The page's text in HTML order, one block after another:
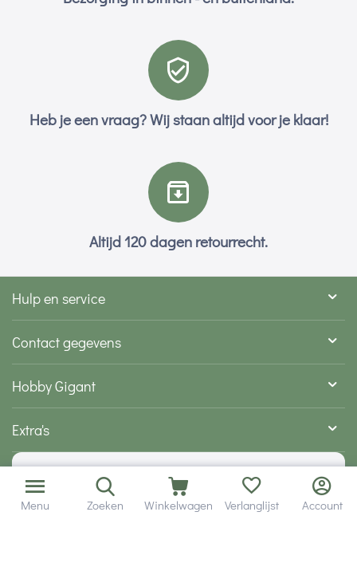
Heb je een vraag? Wij staan altijd voor je klaar!
Altijd 120 dagen retourrecht.
Hulp en service
Contact gegevens
Hobby Gigant
Extra's
Wij zijn bereikbaar via
Menu Zoeken Winkelwagen Verlanglijst Account